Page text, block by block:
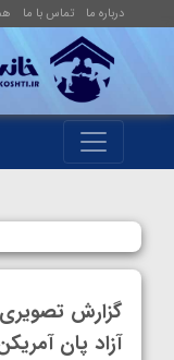
درباره ما تماس با ما
گزارش
آزاد پان